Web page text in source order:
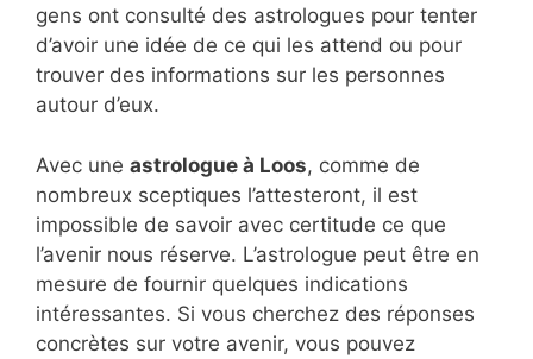
gens ont consulté des astrologues pour tenter
d’avoir une idée de ce qui les attend ou pour
trouver des informations sur les personnes
autour d’eux.
Avec une astrologue à Loos, comme de
nombreux sceptiques l’attesteront, il est
impossible de savoir avec certitude ce que
l’avenir nous réserve. L’astrologue peut être en
mesure de fournir quelques indications
intéressantes. Si vous cherchez des réponses
concrètes sur votre avenir, vous pouvez